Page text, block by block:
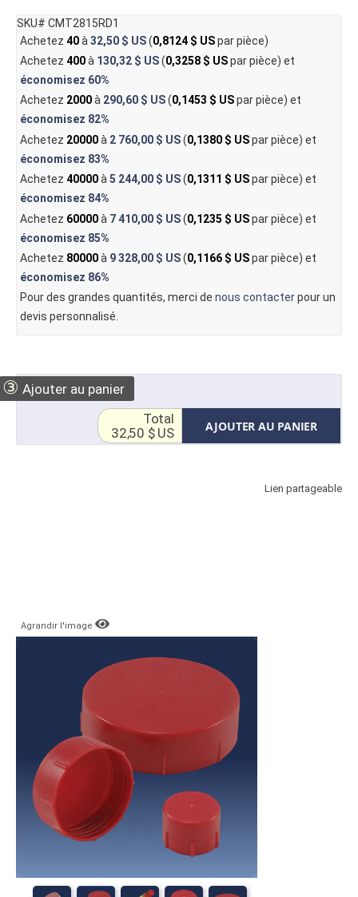
SKU# CMT2815RD1
Achetez 40à 32,50 $ US(0,8124 $ USpar pièce)
Achetez 400à 130,32 $ US(0,3258 $ USpar pièce) et
économisez 60%
Achetez 2000à 290,60 $ US(0,1453 $ USpar pièce) et
économisez 82%
Achetez 20000à 2 760,00 $ US(0,1380 $ USpar pièce) et
économisez 83%
Achetez 40000à5 244,00 $ US(0,1311 $ USpar pièce) et
économisez 84%
Achetez 60000à 7 410,00 $ US(0,1235 $ USpar pièce) et
économisez 85%
Achetez 80000à 9 328,00 $ US(0,1166 $ USpar pièce) et
économisez 86%
Pour des grandes quantités, merci de nous contacterpour un
devis personnalisé.
③ Ajouter au panier
AJOUTER AU PANIER
Total
32,50 $ US
Lien partageable
Agrandir l'image